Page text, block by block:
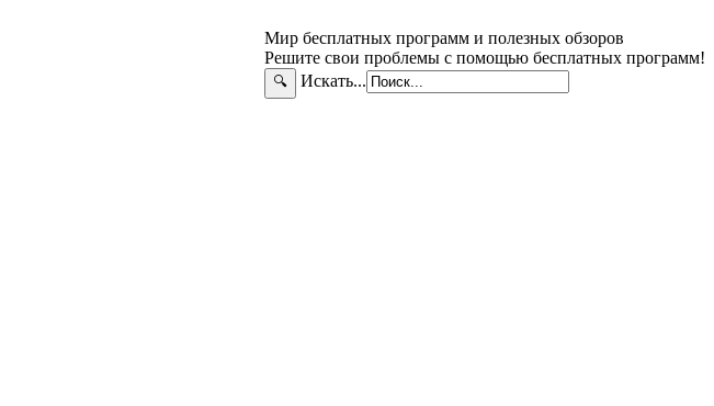
Мир бесплатных программ и полезных обзоров
Решите свои проблемы с помощью бесплатных программ!
🔍 Искать...